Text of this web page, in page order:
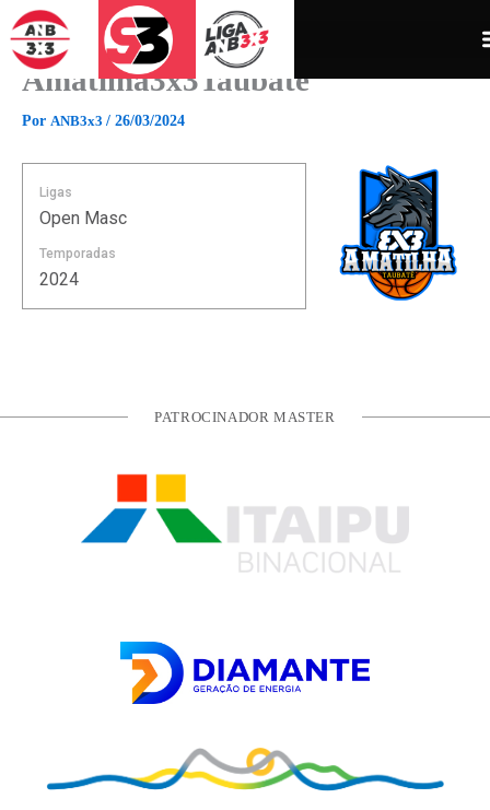
para
conteúdo
Amatilha3x3Taubate
Por ANB3x3 / 26/03/2024
Ligas
Open Masc
Temporadas
2024
PATROCINADOR MASTER